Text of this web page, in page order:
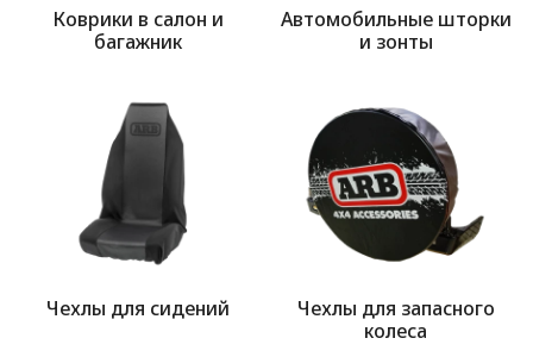
КОНТАКТЫ
Выбор языка
Выбор валюты
Коврики в салон и
багажник
Автомобильные шторки
и зонты
Чехлы для сидений
Чехлы для запасного
колеса